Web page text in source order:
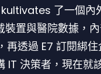
了一個內
裝置與醫院數據，
再透過 E7 訂閱綁
IT 決策者，現在就